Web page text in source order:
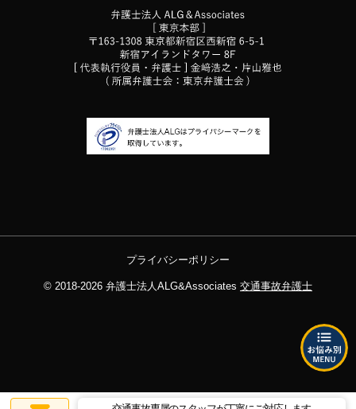
プライバシーポリシー
© 2018-2026 弁護士法人ALG&Associates 交通事故弁護士